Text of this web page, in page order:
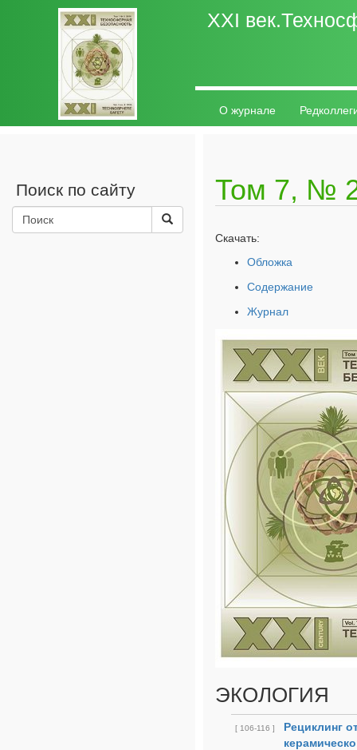
ХХI
О журнале
Поиск по сайту Том 7, №
Скачать:
Обложка
Содержание
Журнал
ЭКОЛОГИЯ
[ 106-116 ]
Рециклинг